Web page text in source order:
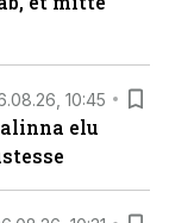
10:45
elu